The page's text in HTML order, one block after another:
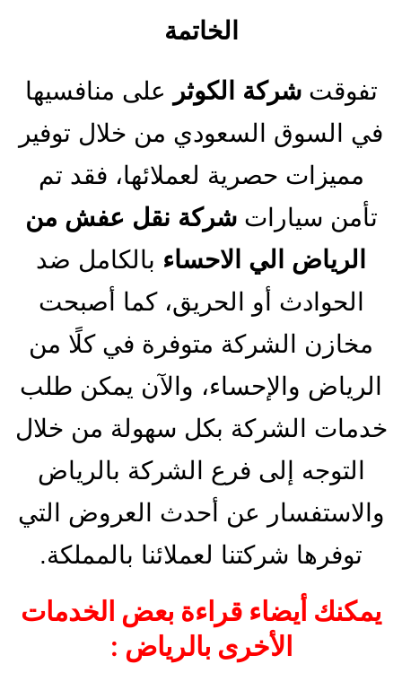
الخاتمة
تفوقتشركة الكوثر
على منافسيها
في السوق السعودي من خلال توفير
مميزات حصرية لعملائها، فقد تم
تأمن سياراتشركة نقل عفش من
الرياض الي الاحساء بالكامل ضد
الحوادث أو الحريق، كما أصبحت
مخازن الشركة متوفرة في كلًا من
الرياض والإحساء، والآن يمكن طلب
خدمات الشركة بكل سهولة من خلال
التوجه إلى فرع الشركة بالرياض
والاستفسار عن أحدث العروض التي
توفرها شركتنا لعملائنا بالمملكة.
يمكنك أيضاء قراءة بعض الخدمات
الأخرى بالرياض :